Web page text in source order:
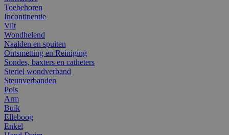
Toebehoren
Incontinentie
Vilt
Wondhelend
Naalden en spuiten
Ontsmetting en Reiniging
Sondes, baxters en catheters
Steriel wondverband
Steunverbanden
Pols
Arm
Buik
Elleboog
Enkel